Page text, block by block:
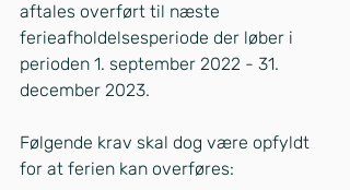
aftales overført til næste
ferieafholdelsesperiode der løber i
perioden 1. september 2022 - 31.
december 2023.
Følgende krav skal dog være opfyldt
for at ferien kan overføres: